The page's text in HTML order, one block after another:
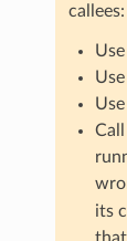
callees:
its